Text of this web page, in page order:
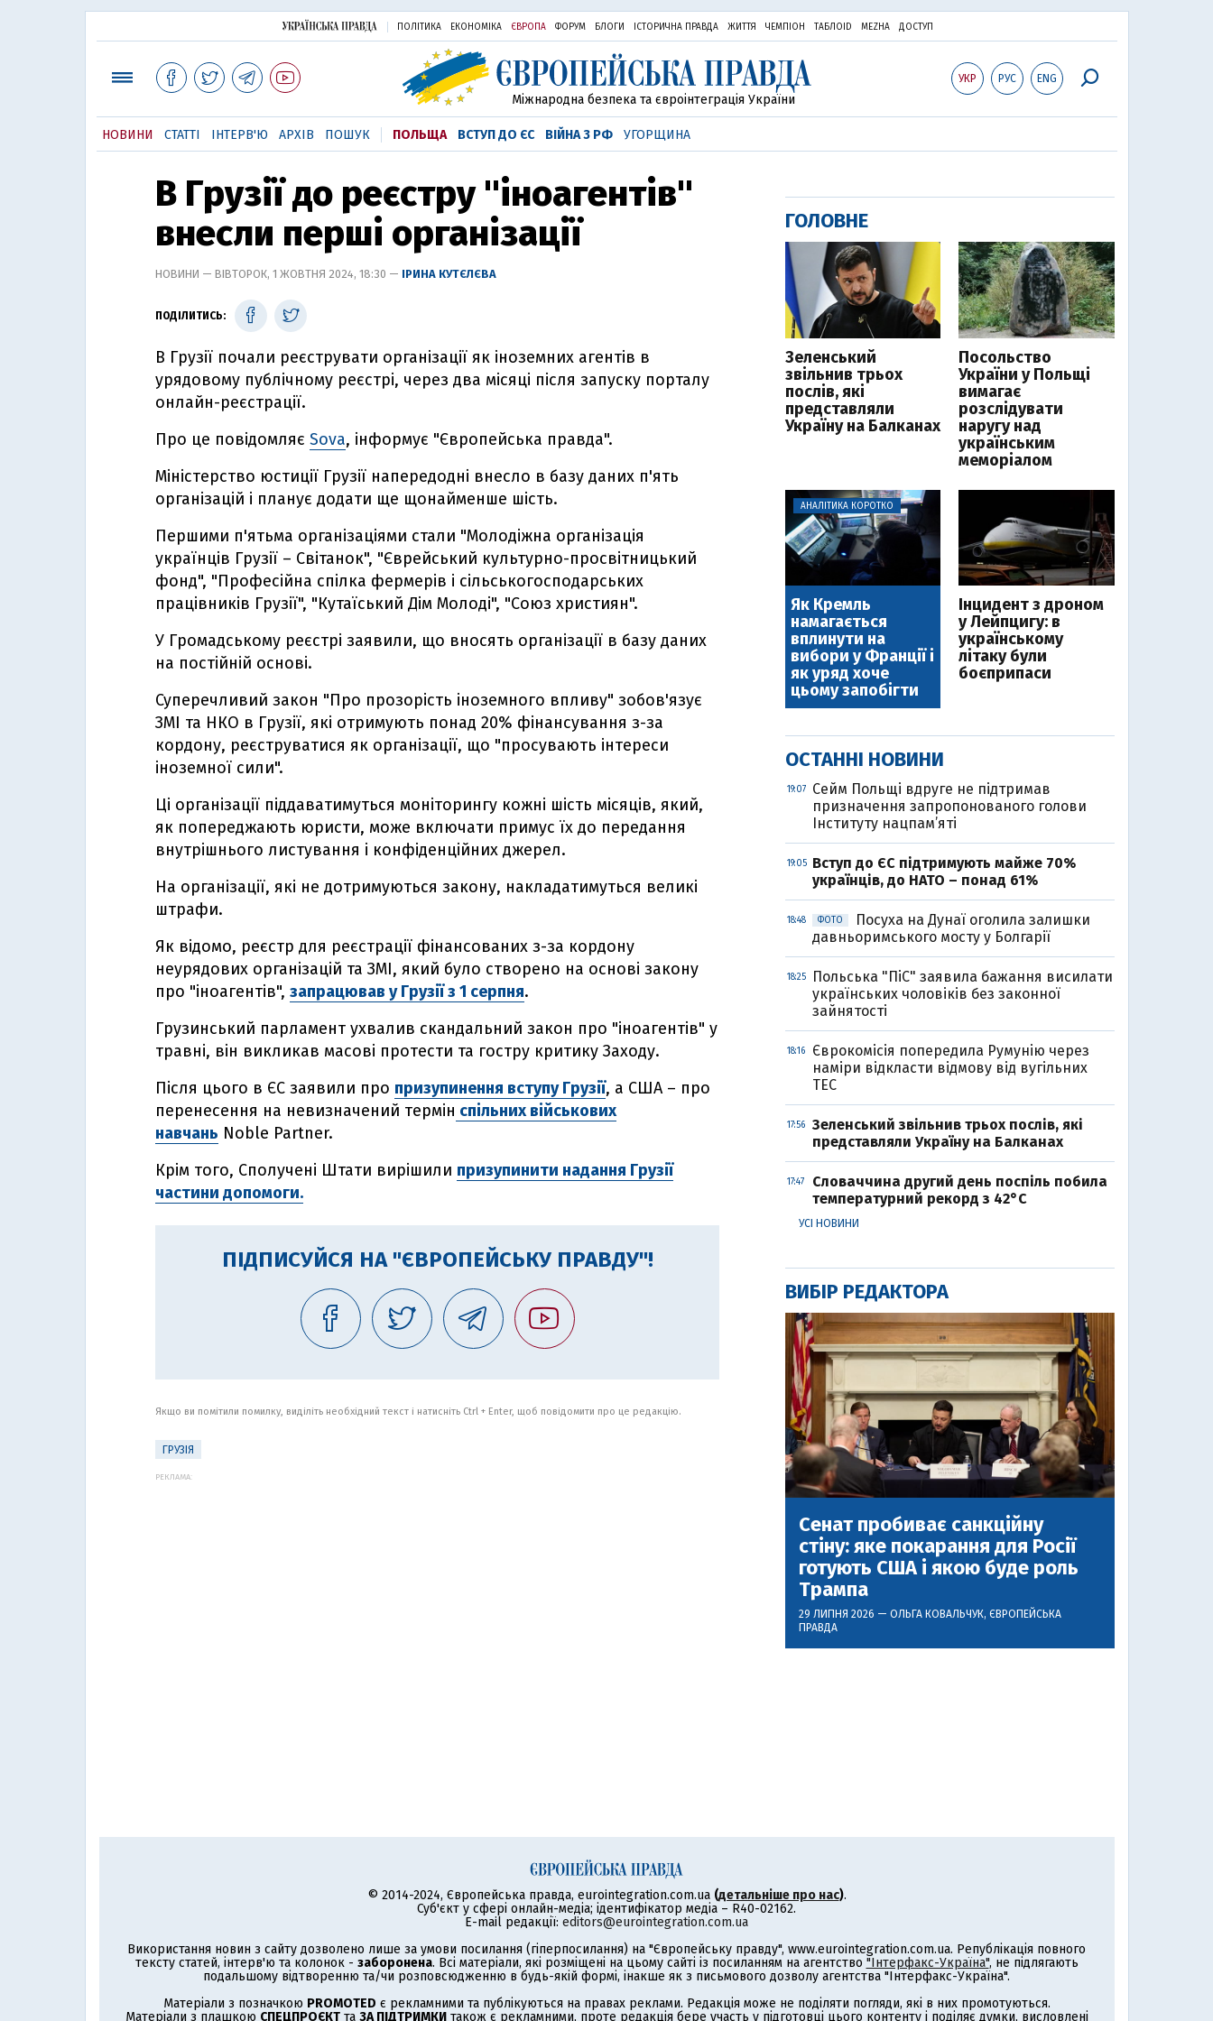
ПОЛІТИКА ЕКОНОМІКА ЄВРОПА ФОРУМ БЛОГИ ІСТОРИЧНА ПРАВДА ЖИТТЯ ЧЕМПІОН ТАБЛОID MEZHA ДОСТУП
УКР РУС ENG
Міжнародна безпека та євроінтеграція України
НОВИНИ СТАТТІ ІНТЕРВ'Ю АРХІВ ПОШУК ПОЛЬЩА ВСТУП ДО ЄС ВІЙНА З РФ УГОРЩИНА
В Грузії до реєстру "іноагентів"
внесли перші організації
НОВИНИ — ВІВТОРОК, 1 ЖОВТНЯ 2024, 18:30 — ІРИНА КУТЄЛЄВА
ПОДІЛИТИСЬ:
В Грузії почали реєструвати організації як іноземних агентів в
урядовому публічному реєстрі, через два місяці після запуску порталу
онлайн-реєстрації.
Про це повідомляє Sova, інформує "Європейська правда".
Міністерство юстиції Грузії напередодні внесло в базу даних п'ять
організацій і планує додати ще щонайменше шість.
Першими п'ятьма організаціями стали "Молодіжна організація
українців Грузії – Світанок", "Єврейський культурно-просвітницький
фонд", "Професійна спілка фермерів і сільськогосподарських
працівників Грузії", "Кутаїський Дім Молоді", "Союз християн".
У Громадському реєстрі заявили, що вносять організації в базу даних
на постійній основі.
Суперечливий закон "Про прозорість іноземного впливу" зобов'язує
ЗМІ та НКО в Грузії, які отримують понад 20% фінансування з-за
кордону, реєструватися як організації, що "просувають інтереси
іноземної сили".
Ці організації піддаватимуться моніторингу кожні шість місяців, який,
як попереджають юристи, може включати примус їх до передання
внутрішнього листування і конфіденційних джерел.
На організації, які не дотримуються закону, накладатимуться великі
штрафи.
Як відомо, реєстр для реєстрації фінансованих з-за кордону
неурядових організацій та ЗМІ, який було створено на основі закону
про "іноагентів", запрацював у Грузії з 1 серпня.
Грузинський парламент ухвалив скандальний закон про "іноагентів" у
травні, він викликав масові протести та гостру критику Заходу.
Після цього в ЄС заявили про призупинення вступу Грузії, а США – про
перенесення на невизначений термін спільних військових
навчань Noble Partner.
Крім того, Сполучені Штати вирішили призупинити надання Грузії
частини допомоги.
ПІДПИСУЙСЯ НА "ЄВРОПЕЙСЬКУ ПРАВДУ"!
Якщо ви помітили помилку, виділіть необхідний текст і натисніть Ctrl + Enter, щоб повідомити про це редакцію.
ГРУЗІЯ
РЕКЛАМА:
ГОЛОВНЕ
Зеленський
звільнив трьох
послів, які
представляли
Україну на Балканах
Посольство
України у Польщі
вимагає
розслідувати
наругу над
українським
меморіалом
АНАЛІТИКА КОРОТКО
Як Кремль
намагається
вплинути на
вибори у Франції і
як уряд хоче
цьому запобігти
Інцидент з дроном
у Лейпцигу: в
українському
літаку були
боєприпаси
ОСТАННІ НОВИНИ
19:07
Сейм Польщі вдруге не підтримав
призначення запропонованого голови
Інституту нацпам’яті
19:05
Вступ до ЄС підтримують майже 70%
українців, до НАТО – понад 61%
18:48 ФОТО
Посуха на Дунаї оголила залишки
давньоримського мосту у Болгарії
18:25
Польська "ПіС" заявила бажання висилати
українських чоловіків без законної
зайнятості
18:16
Єврокомісія попередила Румунію через
наміри відкласти відмову від вугільних
ТЕС
17:56
Зеленський звільнив трьох послів, які
представляли Україну на Балканах
17:47
Словаччина другий день поспіль побила
температурний рекорд з 42°C
УСІ НОВИНИ
ВИБІР РЕДАКТОРА
Сенат пробиває санкційну
стіну: яке покарання для Росії
готують США і якою буде роль
Трампа
29 ЛИПНЯ 2026 — ОЛЬГА КОВАЛЬЧУК, ЄВРОПЕЙСЬКА
ПРАВДА
© 2014-2024, Європейська правда, eurointegration.com.ua (детальніше про нас).
Суб'єкт у сфері онлайн-медіа; ідентифікатор медіа – R40-02162.
E-mail редакції: editors@eurointegration.com.ua
Використання новин з сайту дозволено лише за умови посилання (гіперпосилання) на "Європейську правду", www.eurointegration.com.ua. Републікація повного
тексту статей, інтерв'ю та колонок - заборонена. Всі матеріали, які розміщені на цьому сайті із посиланням на агентство "Інтерфакс-Україна", не підлягають
подальшому відтворенню та/чи розповсюдженню в будь-якій формі, інакше як з письмового дозволу агентства "Інтерфакс-Україна".
Матеріали з позначкою PROMOTED є рекламними та публікуються на правах реклами. Редакція може не поділяти погляди, які в них промотуються.
Матеріали з плашкою СПЕЦПРОЄКТта ЗА ПІДТРИМКИтакож є рекламними, проте редакція бере участь у підготовці цього контенту і поділяє думки, висловлені